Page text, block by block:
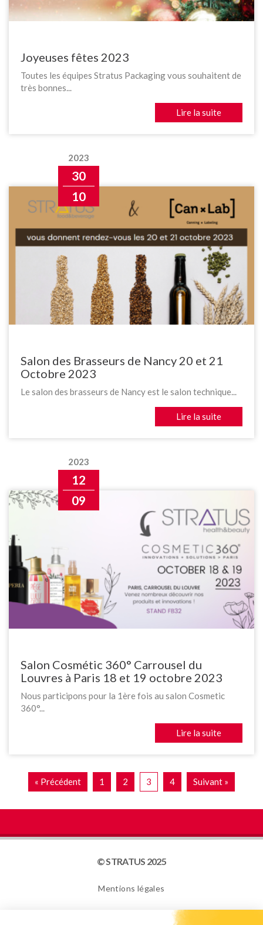
Joyeuses fêtes 2023
Toutes les équipes Stratus Packaging vous souhaitent de
très bonnes...
Lire la suite
2023
30
10
Salon des Brasseurs de Nancy 20 et 21
Octobre 2023
Le salon des brasseurs de Nancy est le salon technique...
Lire la suite
2023
12
09
Salon Cosmétic 360° Carrousel du
Louvres à Paris 18 et 19 octobre 2023
Nous participons pour la 1ère fois au salon Cosmetic
360°...
Lire la suite
« Précédent 1 2 3 4 Suivant »
© STRATUS 2025
Mentions légales